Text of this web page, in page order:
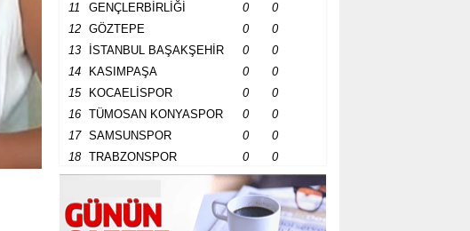
11 GENÇLERBİRLİĞİ 0
0
12
GÖZTEPE 0
0
13
İSTANBUL BAŞAKŞEHİR 0
0
14
KASIMPAŞA 0
0
15
KOCAELİSPOR 0
0
16
TÜMOSAN KONYASPOR 0
0
17
SAMSUNSPOR 0
0
18
TRABZONSPOR 0 0